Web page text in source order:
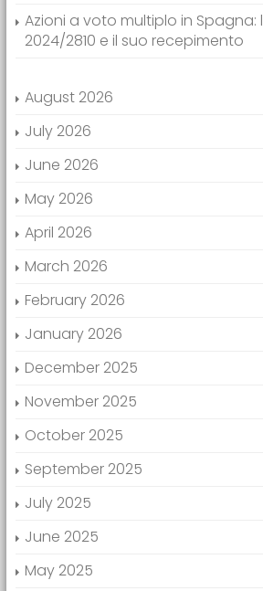
Azioni a voto multiplo in Spagna:
2024/2810 e il suo recepimento
August 2026
July 2026
June 2026
May 2026
April 2026
March 2026
February 2026
January 2026
December 2025
November 2025
October 2025
September 2025
July 2025
June 2025
May 2025